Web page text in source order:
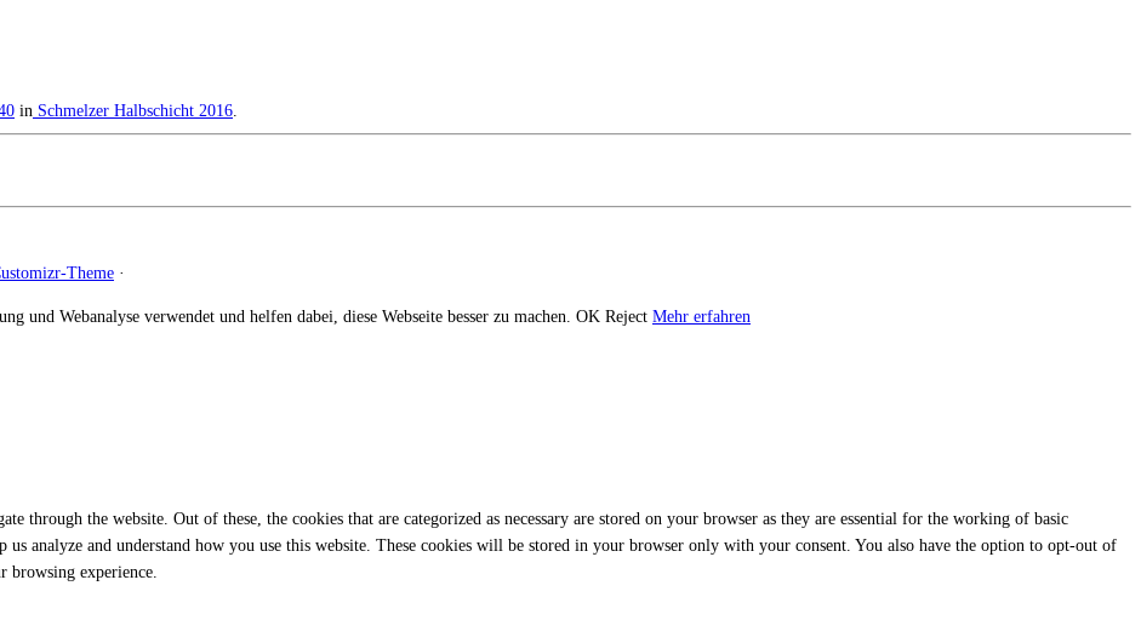
in Schmelzer Halbschicht 2016.
Theme ·
und Webanalyse verwendet und helfen dabei, diese Webseite besser zu machen. OK Reject Mehr erfahren
through the website. Out of these, the cookies that are categorized as necessary are stored on your browser as they are essential for the working of basic
analyze and understand how you use this website. These cookies will be stored in your browser only with your consent. You also have the option to opt-out of
browsing experience.